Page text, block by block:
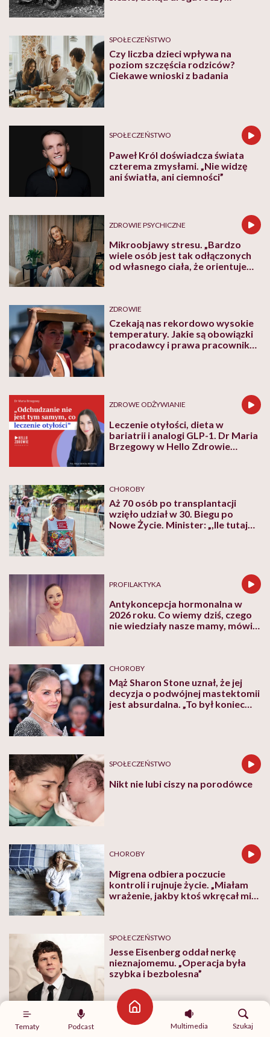
Tematy Podcast
Strona główna
Multimedia
Szukaj
SPOŁECZEŃSTWO
Czy liczba dzieci wpływa na
poziom szczęścia rodziców?
Ciekawe wnioski z badania
SPOŁECZEŃSTWO
Paweł Król doświadcza świata
czterema zmysłami. „Nie widzę
ani światła, ani ciemności”
ZDROWIE PSYCHICZNE
Mikroobjawy stresu. „Bardzo
wiele osób jest tak odłączonych
od własnego ciała, że orientuje
ZDROWIE
Czekają nas rekordowo wysokie
temperatury. Jakie są obowiązki
pracodawcy i prawa pracownika
ZDROWE ODŻYWIANIE
Leczenie otyłości, dieta w
bariatrii i analogi GLP-1. Dr Maria
Brzegowy w Hello Zdrowie
CHOROBY
Aż 70 osób po transplantacji
wzięło udział w 30. Biegu po
Nowe Życie. Minister: „,Ile tutaj
PROFILAKTYKA
Antykoncepcja hormonalna w
2026 roku. Co wiemy dziś, czego
nie wiedziały nasze mamy, mówi
CHOROBY
Mąż Sharon Stone uznał, że jej
decyzja o podwójnej mastektomii
jest absurdalna. „To był koniec
SPOŁECZEŃSTWO
Nikt nie lubi ciszy na porodówce
CHOROBY
Migrena odbiera poczucie
kontroli i rujnuje życie. „Miałam
wrażenie, jakby ktoś wkręcał mi
SPOŁECZEŃSTWO
Jesse Eisenberg oddał nerkę
nieznajomemu. „Operacja była
szybka i bezbolesna”